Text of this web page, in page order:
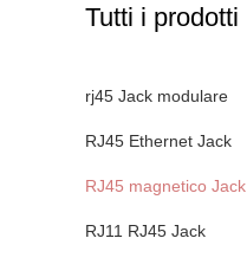
Tutti i prodotti
rj45 Jack modulare
RJ45 Ethernet Jack
RJ45 magnetico Jack
RJ11 RJ45 Jack